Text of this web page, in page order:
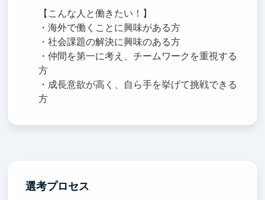
【こんな人と働きたい！】
・海外で働くことに興味がある方
・社会課題の解決に興味のある方
・仲間を第一に考え、チームワークを重視する
方
・成長意欲が高く、自ら手を挙げて挑戦できる
方
選考プロセス